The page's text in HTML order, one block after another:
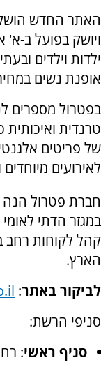
האתר החדש
ויושק בפועל ב-
ילדות וילדים
אופנת נשים
בפטרול מספרים
טרנדית
של פריטים
לאירועים
חברת פטרול הנה
קהל לקוחות רחב
הארץ.
לביקור באתר:
סניפי הרשת:
סניף ראשי: רחוב